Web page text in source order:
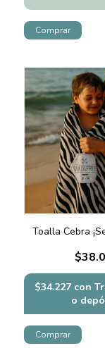
Toalla Cebra
$34.227 con
o